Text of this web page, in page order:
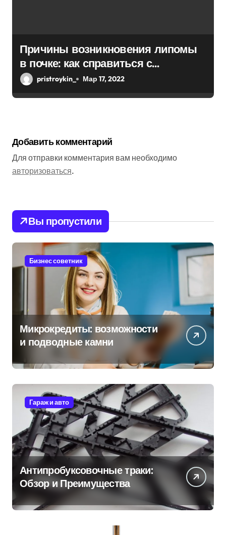
Причины возникновения липомы
в почке: как справиться с
болезнью
pristroykin_ Мар 17, 2022
Добавить комментарий
Для отправки комментария вам необходимо
авторизоваться.
Вы пропустили
Бизнес советник
Микрокредиты: возможности
и подводные камни
Гараж и авто
Антипробуксовочные траки:
Обзор и Преимущества